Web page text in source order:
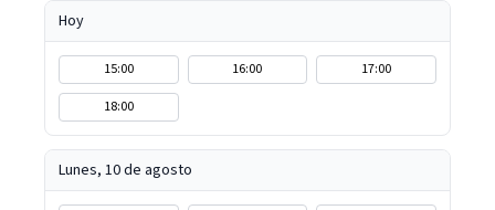
bienestar emocional.
Hoy
15:00 16:00
17:00
18:00
Lunes, 10 de agosto